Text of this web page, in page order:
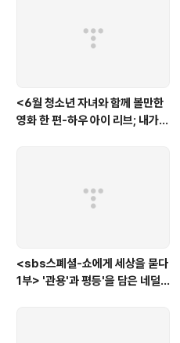
<6월 청소년 자녀와 함께 볼만한
영화 한 편-하우 아이 리브; 내가
<sbs스폐셜-쇼에게 세상을 묻다
1부> '관용'과 평등'을 담은 네덜